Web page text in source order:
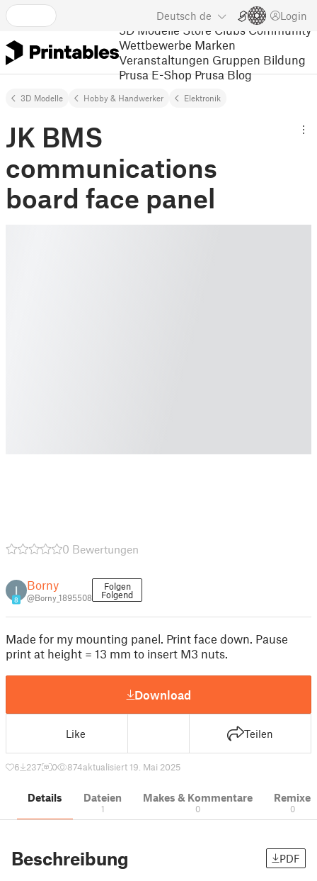
Deutsch de Login
3D Modelle Store Clubs Community
Wettbewerbe Marken
Veranstaltungen Gruppen Bildung
Prusa E-Shop Prusa Blog
3D Modelle Hobby & Handwerker Elektronik
JK BMS
communications
board face panel
0 Bewertungen
8
Borny
@Borny_1895508
Folgen
Folgend
Made for my mounting panel. Print face down. Pause
print at height = 13 mm to insert M3 nuts.
Download
Like Teilen
6 237 0 874aktualisiert 19. Mai 2025
Details Dateien
1
Makes & Kommentare
0
Remixe
0
Beschreibung PDF